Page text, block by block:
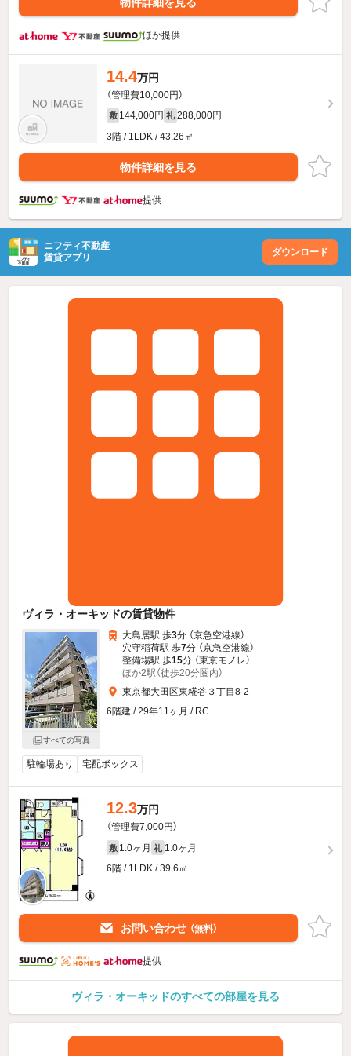
ほか提供
14.4万円
（管理費10,000円）
敷 144,000円 礼 288,000円
3階 / 1LDK / 43.26㎡
物件詳細を見る
提供
ニフティ不動産
賃貸アプリ
ダウンロード
ヴィラ・オーキッドの賃貸物件
すべての写真
大鳥居駅 歩3分 （京急空港線）
穴守稲荷駅 歩7分 （京急空港線）
整備場駅 歩15分 （東京モノレ）
ほか2駅（徒歩20分圏内）
東京都大田区東糀谷３丁目8-2
6階建 / 29年11ヶ月 / RC
駐輪場あり 宅配ボックス
12.3万円
（管理費7,000円）
敷 1.0ヶ月 礼 1.0ヶ月
6階 / 1LDK / 39.6㎡
お問い合わせ （無料）
提供
ヴィラ・オーキッドのすべての部屋を見る